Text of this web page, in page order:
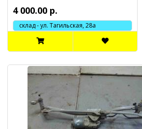
4 000.00 р.
склад - ул. Тагильская, 28а